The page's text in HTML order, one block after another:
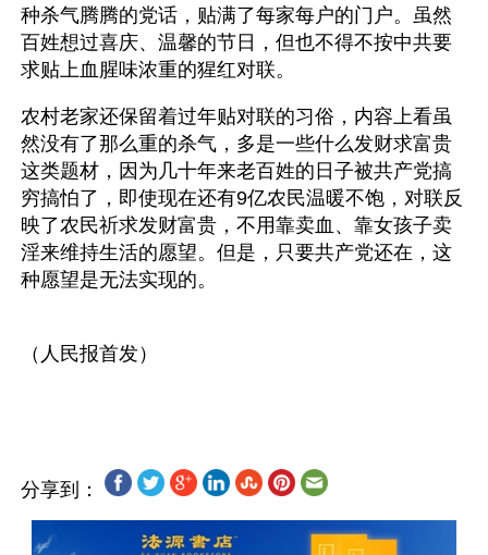
种杀气腾腾的党话，贴满了每家每户的门户。虽然
百姓想过喜庆、温馨的节日，但也不得不按中共要
求贴上血腥味浓重的猩红对联。
农村老家还保留着过年贴对联的习俗，内容上看虽
然没有了那么重的杀气，多是一些什么发财求富贵
这类题材，因为几十年来老百姓的日子被共产党搞
穷搞怕了，即使现在还有9亿农民温暖不饱，对联反
映了农民祈求发财富贵，不用靠卖血、靠女孩子卖
淫来维持生活的愿望。但是，只要共产党还在，这
种愿望是无法实现的。
（人民报首发）
分享到：